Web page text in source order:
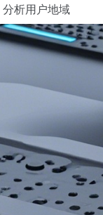
析用户地域